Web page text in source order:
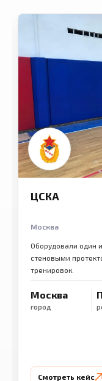
ЦСКА
Москва
Оборудовали один
стеновыми
тренировок.
Москва
город
Смотреть кейс